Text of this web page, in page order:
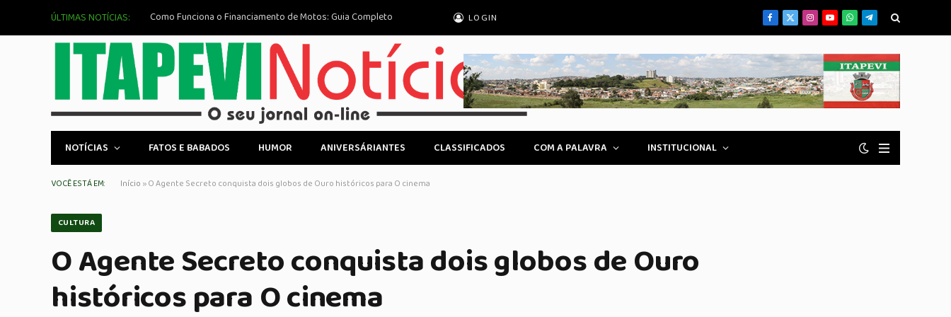
ÚLTIMAS NOTÍCIAS: Flisamba: A celebração da cultura afro-brasileira chega ao Rio de Janeiro LOGIN Facebook
X
(Twitter)
Instagram
YouTubeWhatsApp
Telegrama
NOTÍCIAS FATOS E BABADOS HUMOR ANIVERSÁRIANTES CLASSIFICADOS COM A PALAVRA INSTITUCIONAL
VOCÊ ESTÁ EM: Início »O Agente Secreto conquista dois globos de Ouro históricos para O cinema
CULTURA
O Agente Secreto conquista dois globos de Ouro
históricos para O cinema